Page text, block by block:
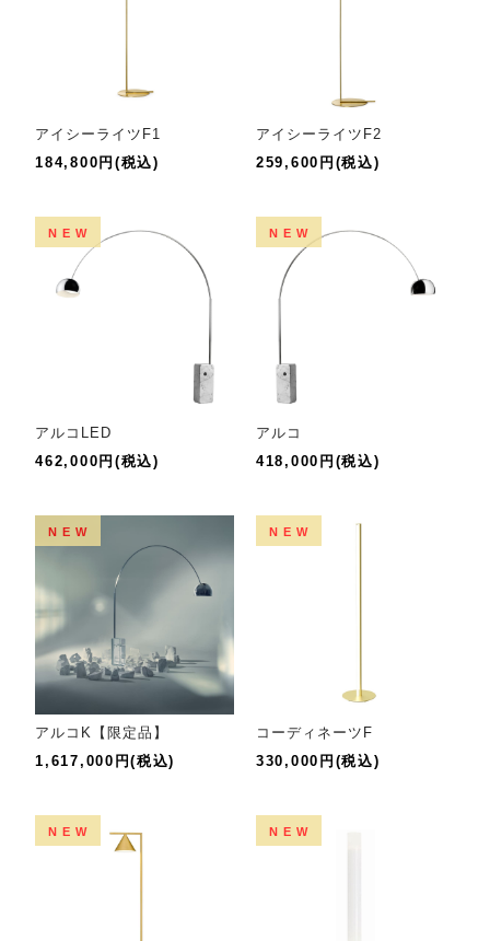
アイシーライツF1
184,800円(税込)
アイシーライツF2
259,600円(税込)
NEW
アルコLED
462,000円(税込)
NEW
アルコ
418,000円(税込)
NEW
アルコK【限定品】
1,617,000円(税込)
NEW
コーディネーツF
330,000円(税込)
NEW NEW